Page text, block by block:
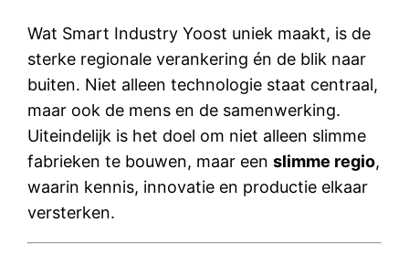
Wat Smart Industry Yoost uniek maakt, is de
sterke regionale verankering én de blik naar
buiten. Niet alleen technologie staat centraal,
maar ook de mens en de samenwerking.
Uiteindelijk is het doel om niet alleen slimme
fabrieken te bouwen, maar eenslimme regio,
waarin kennis, innovatie en productie elkaar
versterken.